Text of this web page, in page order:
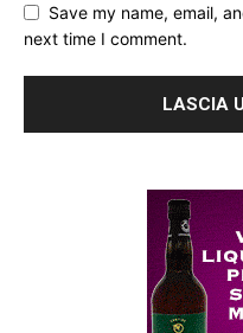
Save my name, email,
next time I comment.